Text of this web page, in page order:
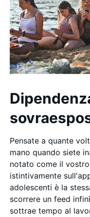
Pensate a quante
mano quando siete
notato come il
istintivamente
adolescenti è la
scorrere un feed
sottrae tempo al